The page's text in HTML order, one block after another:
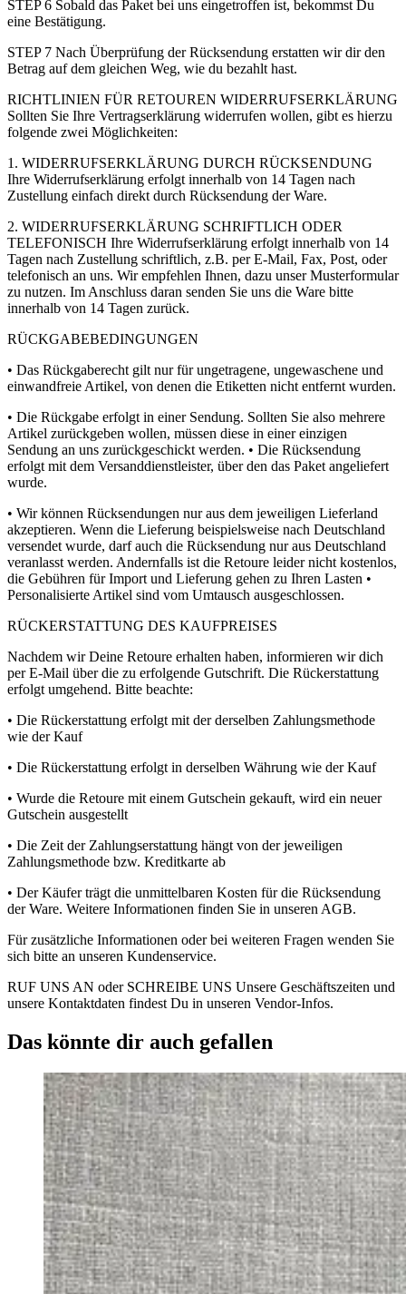
STEP 6 Sobald das Paket bei uns eingetroffen ist, bekommst Du
eine Bestätigung.
STEP 7 Nach Überprüfung der Rücksendung erstatten wir dir den
Betrag auf dem gleichen Weg, wie du bezahlt hast.
RICHTLINIEN FÜR RETOUREN WIDERRUFSERKLÄRUNG
Sollten Sie Ihre Vertragserklärung widerrufen wollen, gibt es hierzu
folgende zwei Möglichkeiten:
1. WIDERRUFSERKLÄRUNG DURCH RÜCKSENDUNG
Ihre Widerrufserklärung erfolgt innerhalb von 14 Tagen nach
Zustellung einfach direkt durch Rücksendung der Ware.
2. WIDERRUFSERKLÄRUNG SCHRIFTLICH ODER
TELEFONISCH Ihre Widerrufserklärung erfolgt innerhalb von 14
Tagen nach Zustellung schriftlich, z.B. per E-Mail, Fax, Post, oder
telefonisch an uns. Wir empfehlen Ihnen, dazu unser Musterformular
zu nutzen. Im Anschluss daran senden Sie uns die Ware bitte
innerhalb von 14 Tagen zurück.
RÜCKGABEBEDINGUNGEN
• Das Rückgaberecht gilt nur für ungetragene, ungewaschene und
einwandfreie Artikel, von denen die Etiketten nicht entfernt wurden.
• Die Rückgabe erfolgt in einer Sendung. Sollten Sie also mehrere
Artikel zurückgeben wollen, müssen diese in einer einzigen
Sendung an uns zurückgeschickt werden. • Die Rücksendung
erfolgt mit dem Versanddienstleister, über den das Paket angeliefert
wurde.
• Wir können Rücksendungen nur aus dem jeweiligen Lieferland
akzeptieren. Wenn die Lieferung beispielsweise nach Deutschland
versendet wurde, darf auch die Rücksendung nur aus Deutschland
veranlasst werden. Andernfalls ist die Retoure leider nicht kostenlos,
die Gebühren für Import und Lieferung gehen zu Ihren Lasten •
Personalisierte Artikel sind vom Umtausch ausgeschlossen.
RÜCKERSTATTUNG DES KAUFPREISES
Nachdem wir Deine Retoure erhalten haben, informieren wir dich
per E-Mail über die zu erfolgende Gutschrift. Die Rückerstattung
erfolgt umgehend. Bitte beachte:
• Die Rückerstattung erfolgt mit der derselben Zahlungsmethode
wie der Kauf
• Die Rückerstattung erfolgt in derselben Währung wie der Kauf
• Wurde die Retoure mit einem Gutschein gekauft, wird ein neuer
Gutschein ausgestellt
• Die Zeit der Zahlungserstattung hängt von der jeweiligen
Zahlungsmethode bzw. Kreditkarte ab
• Der Käufer trägt die unmittelbaren Kosten für die Rücksendung
der Ware. Weitere Informationen finden Sie in unseren AGB.
Für zusätzliche Informationen oder bei weiteren Fragen wenden Sie
sich bitte an unseren Kundenservice.
RUF UNS AN oder SCHREIBE UNS Unsere Geschäftszeiten und
unsere Kontaktdaten findest Du in unseren Vendor-Infos.
Das könnte dir auch gefallen